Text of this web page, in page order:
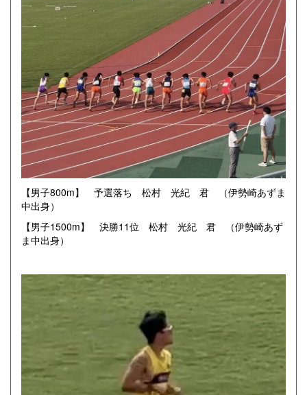
【男子800m】 予選落ち 松村 光紀 君 （伊勢崎あずま
中出身）
【男子1500m】 決勝11位 松村 光紀 君 （伊勢崎あず
ま中出身）